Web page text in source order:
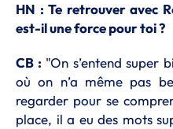
HN : Te retrouver avec
est-il une force pour toi ?
CB : "On s’entend super
où on n’a même pas
regarder pour se
place, il a eu des mots